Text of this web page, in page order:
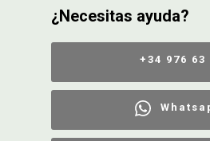
¿Necesitas ayuda?
+34 976 63